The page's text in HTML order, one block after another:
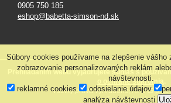
0905 750 185
eshop@babetta-simson-nd.sk
Prehliadaním webu vyjadrujete súhlas s
o ochrane súkromia
Všetky práva vyhradené, ATLAS
Tvorba web stránok
Súbory cookies používame na zlepšenie vášho
zobrazovanie personalizovaných reklám
návštevnosti.
reklamné cookies
odosielanie údajov
analýza návštevnosti